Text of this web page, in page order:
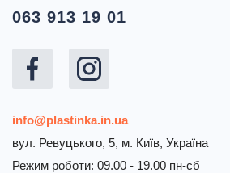
info@plastinka.in.ua
вул. Ревуцького, 5, м. Київ, Україна
Режим роботи: 09.00 - 19.00 пн-сб
063 913 19 01